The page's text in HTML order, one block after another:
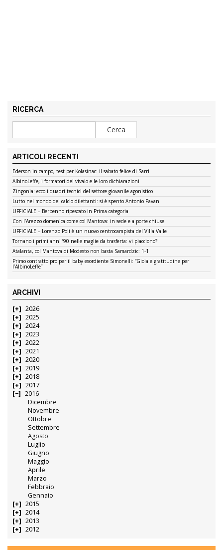
RICERCA
ARTICOLI RECENTI
Ederson in campo, test per Kolasinac: il sabato felice di Sarri
AlbinoLeffe, i formatori del vivaio e le loro dichiarazioni
Zingonia: ecco i quadri tecnici del settore giovanile agonistico
Lutto nel mondo del calcio dilettanti: si è spento Antonio Pavan
UFFICIALE – Berbenno ripescato in Prima categoria
Con l’Arezzo domenica come col Mantova: in sede e a porte chiuse
UFFICIALE – Lorenzo Poli è un nuovo centrocampista del Villa Valle
Tornano i primi anni ’90 nelle maglie da trasferta: vi piacciono?
Atalanta, col Mantova di Modesto non basta Samardzic: 1-1
Primo contratto pro per il baby esordiente Simonelli: “Gioia e gratitudine per
l’AlbinoLeffe”
ARCHIVI
2026
2025
2024
2023
2022
2021
2020
2019
2018
2017
2016
Dicembre
Novembre
Ottobre
Settembre
Agosto
Luglio
Giugno
Maggio
Aprile
Marzo
Febbraio
Gennaio
2015
2014
2013
2012